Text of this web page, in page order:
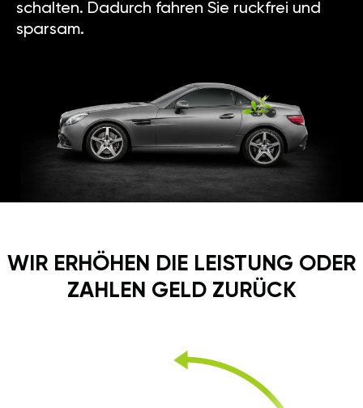
schalten. Dadurch fahren Sie ruckfrei und
sparsam.
WIR ERHÖHEN DIE LEISTUNG ODER
ZAHLEN GELD ZURÜCK